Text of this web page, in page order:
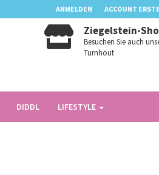
ANMELDEN ACCOUNT
Ziegelstein-
Besuchen Sie auch
Turnhout
DIDDL LIFESTYLE